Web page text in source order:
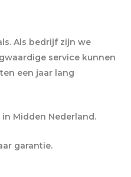
Als bedrijf zijn we
service kunnen
een jaar lang
Midden Nederland.
garantie.